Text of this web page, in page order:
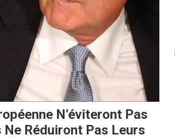
N’éviteront Pas
Réduiront Pas Leurs